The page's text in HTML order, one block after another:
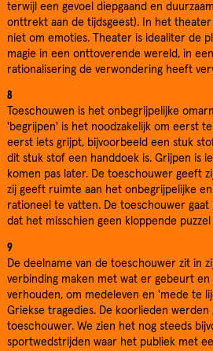
terwijl een gevoel diepgaand en
onttrekt aan de tijdsgeest). In het theater
niet om emoties. Theater is idealiter de
magie in een onttoverende wereld, in
rationalisering de verwondering heeft
8
Toeschouwen is het onbegrijpelijke
'begrijpen' is het noodzakelijk om eerst
eerst iets grijpt, bijvoorbeeld een stuk
dit stuk stof een handdoek is. Grijpen is
komen pas later. De toeschouwer geeft
zij geeft ruimte aan het onbegrijpelijke
rationeel te vatten. De toeschouwer
dat het misschien geen kloppende puzzel
9
De deelname van de toeschouwer zit in
verbinding maken met wat er gebeurt
verhouden, om medeleven en 'mede te
Griekse tragedies. De koorlieden werden
toeschouwer. We zien het nog steeds
sportwedstrijden waar het publiek met